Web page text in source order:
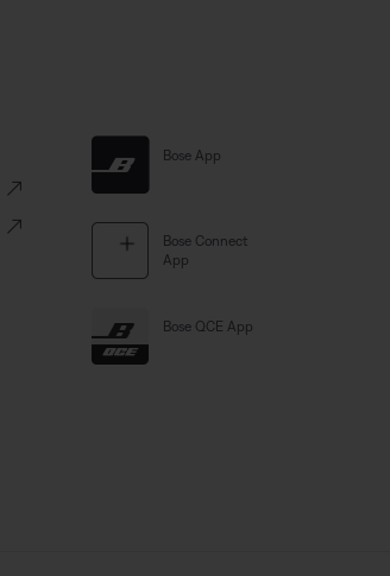
Bose App
Bose Connect
App
Bose QCE App